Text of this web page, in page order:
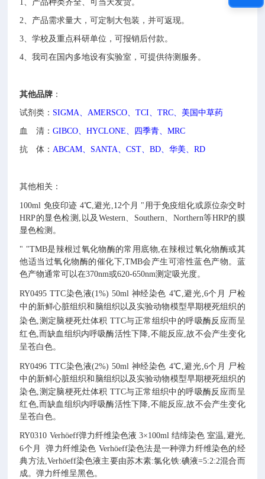
1、 产品种类齐全、可当天发货。
2、 产品需求量大，可定制大包装，并可返现。
3、学校及重点科研单位，可报销后付款。
4、我司在国内多地设有实验室，可提供待测服务。
其他品牌 ：
试剂类： SIGMA、AMERSCO、TCI、TRC、美国中草药
血 清：GIBCO、HYCLONE、四季青、MRC
抗 体：ABCAM、SANTA、CST、BD、华美、RD
其他相关：
100ml 免疫印迹 4℃,避光,12个月 "用于免疫组化或原位杂交时
HRP的显色检测,以及Western、Southern、Northern等HRP的膜
显色检测。
" "TMB是辣根过氧化物酶的常用底物,在辣根过氧化物酶或其
他适当过氧化物酶的催化下,TMB会产生可溶性蓝色产物。蓝
色产物通常可以在370nm或620-650nm测定吸光度。
RY0495 TTC染色液(1%) 50ml 神经染色 4℃,避光,6个月
尸检
中的新鲜心脏组织和脑组织以及实验动物模型早期梗死组织的
染色,测定脑梗死灶体积 TTC与正常组织中的呼吸酶反应而呈
红色,而缺血组织内呼吸酶活性下降,不能反应,故不会产生变化
呈苍白色。
RY0496 TTC染色液(2%) 50ml 神经染色 4℃,避光,6个月
尸检
中的新鲜心脏组织和脑组织以及实验动物模型早期梗死组织的
染色,测定脑梗死灶体积 TTC与正常组织中的呼吸酶反应而呈
红色,而缺血组织内呼吸酶活性下降,不能反应,故不会产生变化
呈苍白色。
RY0310 Verhöeff弹力纤维染色液 3×100ml 结缔染色 室温,避光,
6个月
弹力纤维染色 Verhöeff染色法是一种弹力纤维染色的经
典方法,Verhöeff染色液主要由苏木素:氯化铁:碘液=5:2:2混合而
成。弹力纤维呈黑色。